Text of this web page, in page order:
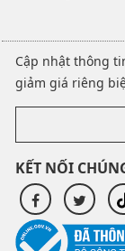
Cập nhật thông
giảm giá riêng
KẾT NỐI